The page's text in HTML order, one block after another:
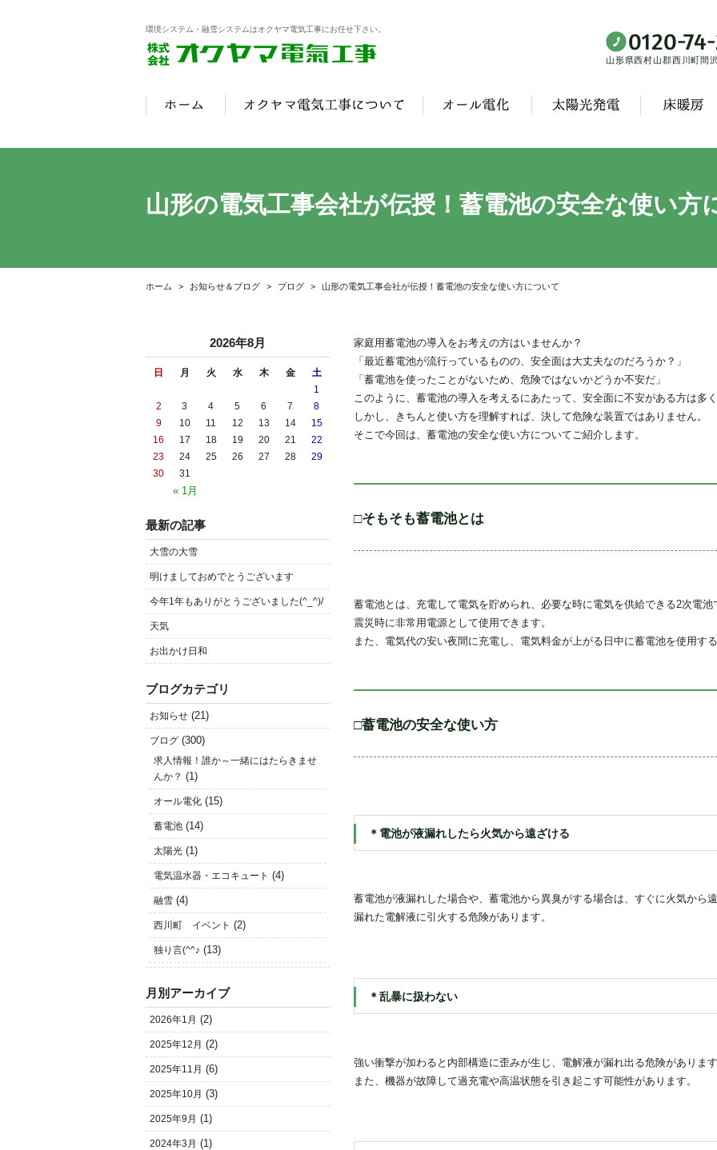
環境システム・融雪システムはオクヤマ電気工事にお任せ下さい。
山形県西村山郡西川町間
山形の電気工事会社が伝授！蓄電池の安全な使い方
ホーム お知らせ＆ブログ ブログ 山形の電気工事会社が伝授！蓄電池の安全な使い方について
家庭用蓄電池の導入をお考えの方はいませんか？
「最近蓄電池が流行っているものの、安全面は大丈夫なのだろうか？」
「蓄電池を使ったことがないため、危険ではないかどうか不安だ」
このように、蓄電池の導入を考えるにあたって、安全面に不安がある方は多
しかし、きちんと使い方を理解すれば、決して危険な装置ではありません。
そこで今回は、蓄電池の安全な使い方についてご紹介します。
□そもそも蓄電池とは
蓄電池とは、充電して電気を貯められ、必要な時に電気を供給できる2次電池
震災時に非常用電源として使用できます。
また、電気代の安い夜間に充電し、電気料金が上がる日中に蓄電池を使用す
□蓄電池の安全な使い方
＊電池が液漏れしたら火気から遠ざける
蓄電池が液漏れした場合や、蓄電池から異臭がする場合は、すぐに火気から遠
漏れた電解液に引火する危険があります。
＊乱暴に扱わない
強い衝撃が加わると内部構造に歪みが生じ、電解液が漏れ出る危険があります
また、機器が故障して過充電や高温状態を引き起こす可能性があります。
2026年8月
日 月 火 水 木 金 土
« 1月
1
2
3 4 5 6 7
8
9
10 11 12 13 14
15
16
17 18 19 20 21
22
23
24 25 26 27 28
29
30
31
最新の記事
大雪の大雪
明けましておめでとうございます
今年1年もありがとうございました(^_^)/
天気
お出かけ日和
ブログカテゴリ
お知らせ (21)
ブログ (300)
求人情報！誰か～一緒にはたらきませ
んか？ (1)
オール電化 (15)
蓄電池 (14)
太陽光 (1)
電気温水器・エコキュート (4)
融雪 (4)
西川町 イベント (2)
独り言(^^♪ (13)
月別アーカイブ
2026年1月 (2)
2025年12月 (2)
2025年11月 (6)
2025年10月 (3)
2025年9月 (1)
2024年3月 (1)